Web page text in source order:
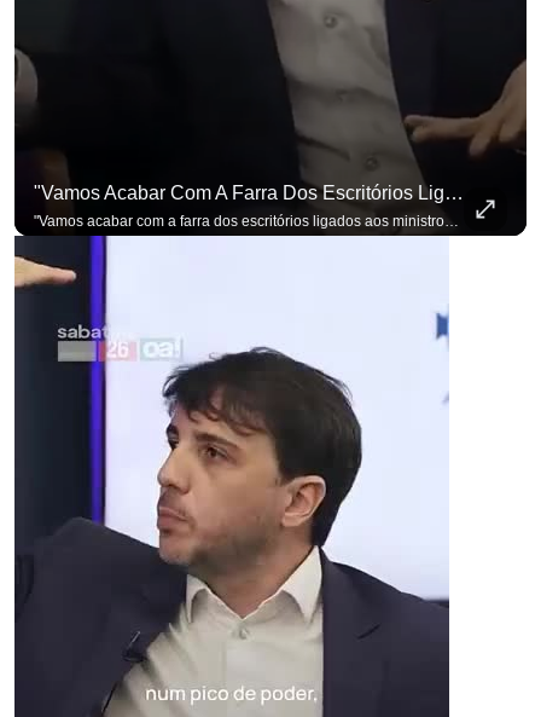
"Vamos Acabar Com A Farra Dos Escritórios Ligados Aos Ministros Do STF"
"Vamos acabar com a farra dos escritórios ligados aos ministros do STF". Essa foi a resposta de Renan Santos ao ser questionado sobre o Judiciário. Se você busca informação com credibilidade, inscreva-se agora e ative o